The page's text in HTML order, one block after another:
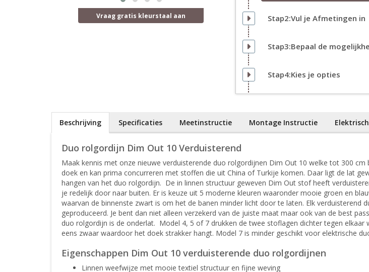
Vraag gratis kleurstaal aan Stap2:Vul je Afmetingen in
Stap3:Bepaal de
Stap4:Kies je opties
Beschrijving Specificaties Meetinstructie Montage Instructie
Duo rolgordijn Dim Out 10 Verduisterend
Maak kennis met onze nieuwe verduisterende duo rolgordijnen Dim Out 10 welke tot 300
doek en kan prima concurreren met stoffen die uit China of Turkije komen. Daar ligt de lat
hangen van het duo rolgordijn. De in linnen structuur geweven Dim Out stof heeft
je redelijk door naar buiten. Er is keuze uit 5 moderne kleuren waaronder mooie groen en
waarvan de binnenste zwart is om het de banen minder licht door te laten. Elk
geproduceerd. Je bent dan niet alleen verzekerd van de juiste maat maar ook van de best
duo rolgordijn is de onderlat. Model 4, 5 of 7 drukken de twee stoflagen dichter tegen
eens zwaar waardoor het doek strakker hangt. Model 7 is minder geschikt voor elektrische
Eigenschappen Dim Out 10 verduisterende duo rolgordijnen
Linnen weefwijze met mooie textiel structuur en fijne weving